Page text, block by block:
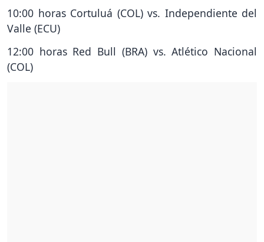
10:00 horas Cortuluá (COL) vs. Independiente del
Valle (ECU)
12:00 horas Red Bull (BRA) vs. Atlético Nacional
(COL)